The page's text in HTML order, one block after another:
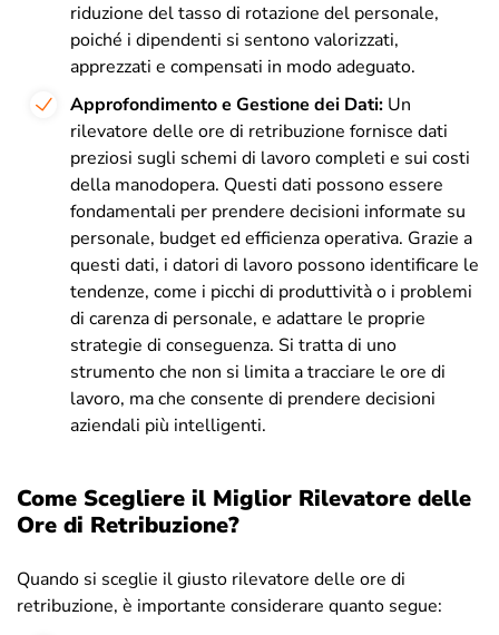
riduzione del tasso di rotazione del personale,
poiché i dipendenti si sentono valorizzati,
apprezzati e compensati in modo adeguato.
Approfondimento e Gestione dei Dati: Un
rilevatore delle ore di retribuzione fornisce dati
preziosi sugli schemi di lavoro completi e sui costi
della manodopera. Questi dati possono essere
fondamentali per prendere decisioni informate su
personale, budget ed efficienza operativa. Grazie a
questi dati, i datori di lavoro possono identificare le
tendenze, come i picchi di produttività o i problemi
di carenza di personale, e adattare le proprie
strategie di conseguenza. Si tratta di uno
strumento che non si limita a tracciare le ore di
lavoro, ma che consente di prendere decisioni
aziendali più intelligenti.
Come Scegliere il Miglior Rilevatore delle
Ore di Retribuzione?
Quando si sceglie il giusto rilevatore delle ore di
retribuzione, è importante considerare quanto segue: